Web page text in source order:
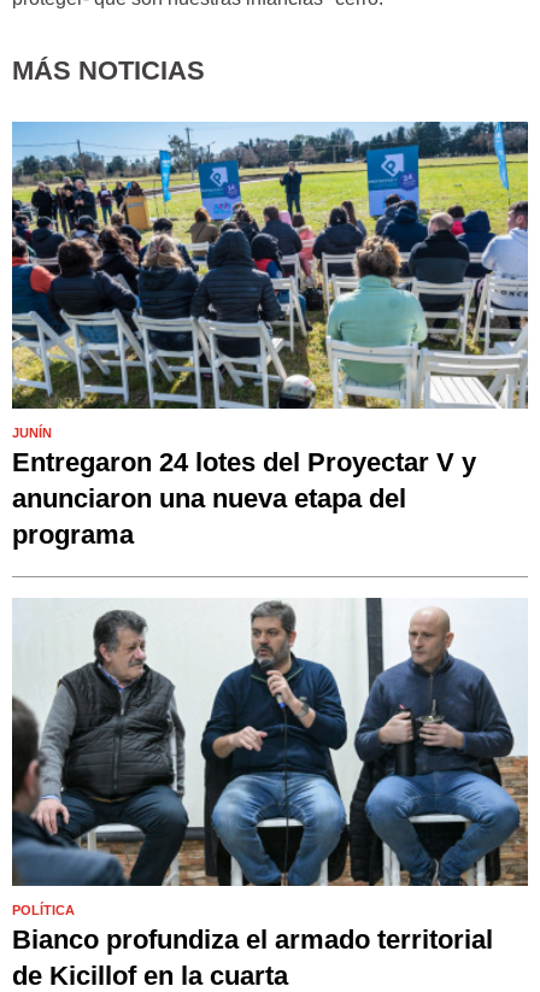
MÁS NOTICIAS
JUNÍN
Entregaron 24 lotes del Proyectar V y
anunciaron una nueva etapa del
programa
POLÍTICA
Bianco profundiza el armado territorial
de Kicillof en la cuarta